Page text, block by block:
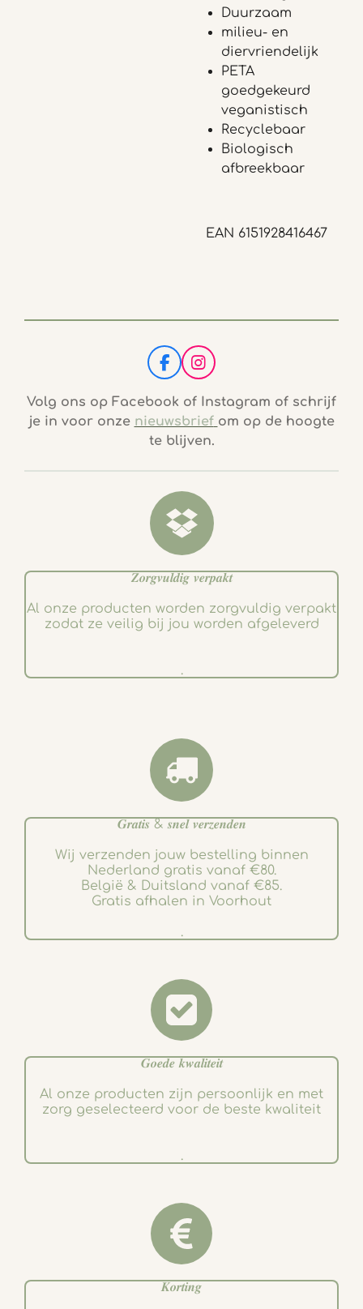
Duurzaam
milieu- en
diervriendelijk
PETA
goedgekeurd
veganistisch
Recyclebaar
Biologisch
afbreekbaar
EAN 6151928416467
F
a
c
b
o
k
I
n
s
t
a
g
a
Volg ons op Facebook of Instagram of schrijf
je in voor onze nieuwsbrief om op de hoogte
te blijven.
𝒁𝒐𝒓𝒈𝒗𝒖𝒍𝒅𝒊𝒈 𝒗𝒆𝒓𝒑𝒂𝒌𝒕
Al onze producten worden zorgvuldig verpakt
zodat ze veilig bij jou worden afgeleverd
.
𝑮𝒓𝒂𝒕𝒊𝒔 & 𝒔𝒏𝒆𝒍 𝒗𝒆𝒓𝒛𝒆𝒏𝒅𝒆𝒏
Wij verzenden jouw bestelling binnen
Nederland gratis vanaf €80.
België & Duitsland vanaf €85.
Gratis afhalen in Voorhout
.
𝑮𝒐𝒆𝒅𝒆 𝒌𝒘𝒂𝒍𝒊𝒕𝒆𝒊𝒕
Al onze producten zijn persoonlijk en met
zorg geselecteerd voor de beste kwaliteit
.
𝑲𝒐𝒓𝒕𝒊𝒏𝒈